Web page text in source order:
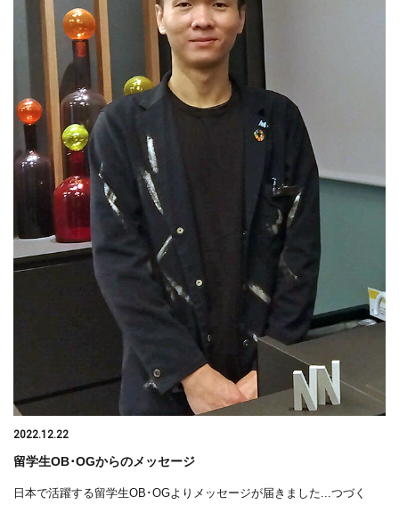
2022.12.22
留学生OB･OGからのメッセージ
日本で活躍する留学生OB･OGよりメッセージが届きました...つづく